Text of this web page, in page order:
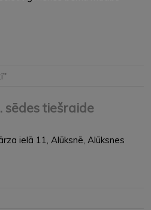
sēdes tiešraide
ielā 11, Alūksnē, Alūksnes